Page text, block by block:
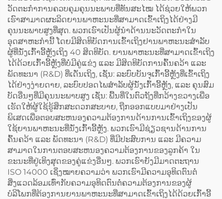
ວັດຕະກຳການຄວບຄຸມຄຸນນະພາບທີ່ທັນສະໄໝ ໄດ້ຊ່ວຍໃຫ້ພວກ
ເຮົາສາມາດຜະລິດຍານພາຫະນະທີ່ສາມາດເຂົ້າເຖິງໄດ້ຢ່າງມີ
ຄຸນນະພາບສູງທີ່ສຸດ. ພວກເຮົາເປັນຜູ້ນຳດ້ານນະວັດຕະກຳໃນ
ອຸດສາຫະກຳນີ້ ໂດຍມີສິດທິບັດການເຂົ້າເຖິງຢານພາຫະນະສຳລັບ
ຜູ້ທີ່ນັ່ງເກົ້າອີ້ຫຼັງເຖິງ 40 ສິດທິບັດ. ຍານພາຫະນະທີ່ສາມາດເຂົ້າເຖິງ
ໄດ້ດ້ວຍເກົ້າອີ້ຫຼັງທີ່ບໍ່ມີຄູ່ແຂ່ງ ແລະ ມີສິດທິບັດການຄົ້ນຄວ້າ ແລະ
ພັດທະນາ (R&D) ທີ່ເດັ່ນເຖິງ, ເຊັ່ນ: ລະບົບບັນຈຸເກົ້າອີ້ຫຼັງທີ່ເຂົ້າເຖິງ
ໄດ້ຢ່າງງ່າຍດາຍ, ລະບົບປອດໄພສຳລັບຜູ້ນັ່ງເກົ້າອີ້ຫຼັງ, ແລະ ຄຸນສົມ
ບັດອື່ນໆທີ່ມີຄຸນນະພາບສູງ ເຊັ່ນ: ພື້ນທີ່ໃນຕົວຖັງທີ່ກວ້າງຂວາງເພື່ອ
ເຮັດໃຫ້ຜູ້ໃຊ້ຮູ້ສຶກສະດວກສະບາຍ, ຖືກອອກແບບມາຢ່າງເປັນ
ພິເສດເພື່ອຕອບສະຫນອງຄວາມຕ້ອງການດ້ານການເຂົ້າເຖິງຂອງຜູ້
ໃຊ້ຍານພາຫະນະທີ່ນັ່ງເກົ້າອີ້ຫຼັງ. ພວກເຮົາມີຊ່ຽວຊານດ້ານການ
ຄົ້ນຄວ້າ ແລະ ພັດທະນາ (R&D) ທີ່ມີປະສົບການ ແລະ ມີຄວາມ
ສາມາດໃນການຕອບສະຫນອງຄວາມຕ້ອງການຂອງລູກຄ້າ ໃນ
ຂະນະທີ່ຢູ່ເທິງສຸດຂອງຄູ່ແຂ່ງອື່ນໆ. ພວກເຮົາຍັງມີມາດຕະຖານ
ISO 14000 ເຊິ່ງໝາຍຄວາມວ່າ ພວກເຮົາມີຄວາມອຸທິດຕົນຕໍ່
ສິ່ງແວດລ້ອມເທົ່າກັບຄວາມອຸທິດຕົນຕໍ່ຄວາມຕ້ອງການຂອງຜູ້
ບໍລິໂພກທີ່ຕ້ອງການຍານພາຫະນະທີ່ສາມາດເຂົ້າເຖິງໄດ້ດ້ວຍເກົ້າອີ້